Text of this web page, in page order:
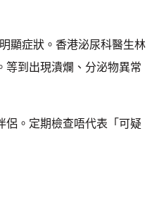
顯症狀。香港泌尿科醫生林
等到出現潰爛、分泌物異常
。定期檢查唔代表「可疑